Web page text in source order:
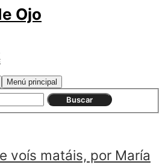
Ojo
Menú principal
voís matáis, por María